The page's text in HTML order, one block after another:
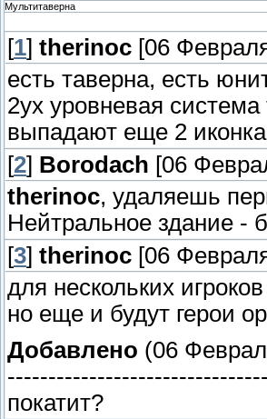
Мультитаверна
[1] therinoc [06
есть таверна, есть
2ух уровневая
выпадают еще 2
[2] Borodach [06
therinoc, удаляешь
Нейтральное здание -
[3] therinoc [06
для нескольких
но еще и будут герои
Добавлено (06
покатит?